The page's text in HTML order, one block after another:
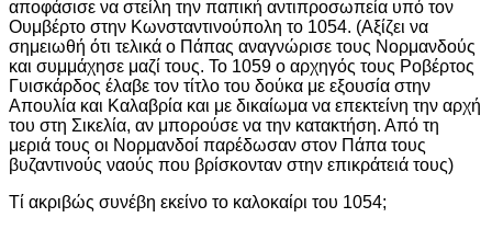
αποφάσισε να στείλη την παπική αντιπροσωπεία υπό τον
Ουμβέρτο στην Κωνσταντινούπολη το 1054. (Αξίζει να
σημειωθή ότι τελικά ο Πάπας αναγνώρισε τους Νορμανδούς
και συμμάχησε μαζί τους. Το 1059 ο αρχηγός τους Ροβέρτος
Γυισκάρδος έλαβε τον τίτλο του δούκα με εξουσία στην
Απουλία και Καλαβρία και με δικαίωμα να επεκτείνη την αρχή
του στη Σικελία, αν μπορούσε να την κατακτήση. Από τη
μεριά τους οι Νορμανδοί παρέδωσαν στον Πάπα τους
βυζαντινούς ναούς που βρίσκονταν στην επικράτειά τους)
Τί ακριβώς συνέβη εκείνο το καλοκαίρι του 1054;